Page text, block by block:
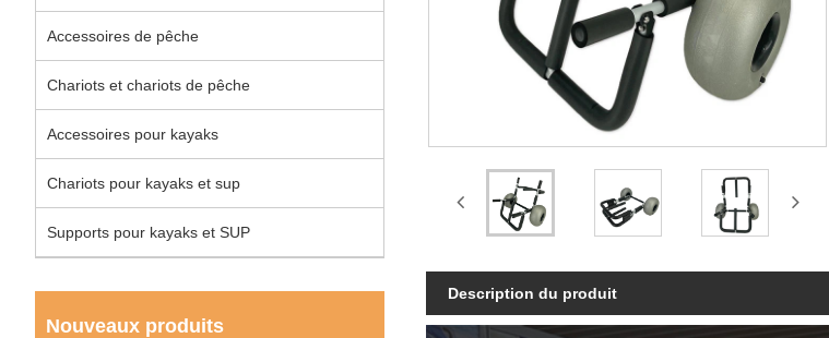
Accessoires de pêche
Chariots et chariots de pêche
Accessoires pour kayaks
Chariots pour kayaks et sup
Supports pour kayaks et SUP
Nouveaux produits
Description du produit